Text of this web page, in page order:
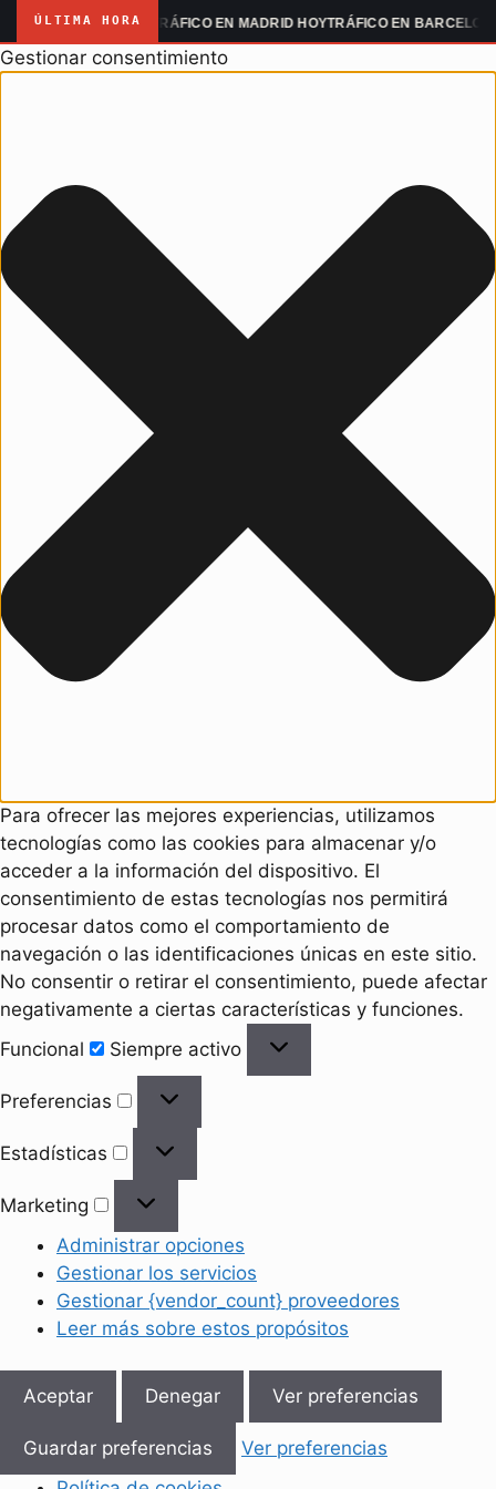
Gestionar consentimiento
Para ofrecer las mejores experiencias, utilizamos
tecnologías como las cookies para almacenar y/o
acceder a la información del dispositivo. El
consentimiento de estas tecnologías nos permitirá
procesar datos como el comportamiento de
navegación o las identificaciones únicas en este sitio.
No consentir o retirar el consentimiento, puede afectar
negativamente a ciertas características y funciones.
Funcional
Siempre activo
Preferencias
Estadísticas
Marketing
Administrar opciones
Gestionar los servicios
Gestionar {vendor_count} proveedores
Leer más sobre estos propósitos
Aceptar Denegar Ver preferencias
Guardar preferencias
Ver preferencias
ÚLTIMA HORATRÁFICO EN MADRID HOYTRÁFICO EN BARCELONA